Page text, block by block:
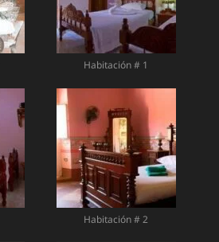
Habitación # 1
Habitación # 2